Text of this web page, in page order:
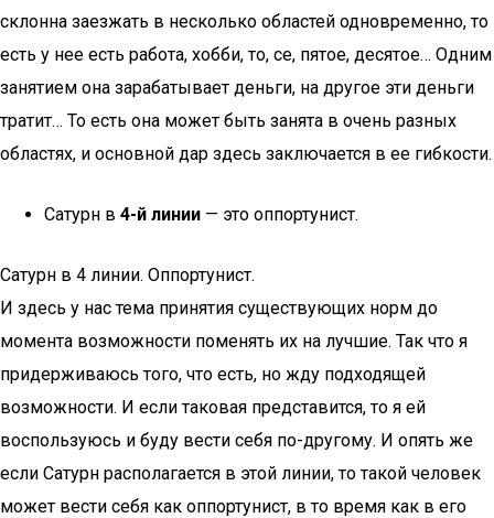
склонна заезжать в несколько областей одновременно, то
есть у нее есть работа, хобби, то, се, пятое, десятое… Одним
занятием она зарабатывает деньги, на другое эти деньги
тратит… То есть она может быть занята в очень разных
областях, и основной дар здесь заключается в ее гибкости.
Сатурн в 4-й линии — это оппортунист.
Сатурн в 4 линии. Оппортунист.
И здесь у нас тема принятия существующих норм до
момента возможности поменять их на лучшие. Так что я
придерживаюсь того, что есть, но жду подходящей
возможности. И если таковая представится, то я ей
воспользуюсь и буду вести себя по-другому. И опять же
если Сатурн располагается в этой линии, то такой человек
может вести себя как оппортунист, в то время как в его